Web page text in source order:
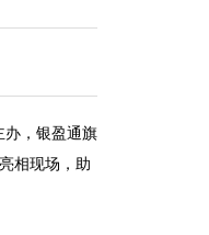
办，银盈通旗
相现场，助